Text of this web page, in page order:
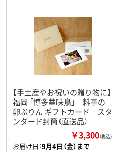
【手土産やお祝いの贈り物に】
福岡 「博多華味鳥」 料亭の
卵ぷりん ギフトカード スタ
ンダード封筒（直送品）
￥3,300（税込）
お届け日：9月4日（金）まで